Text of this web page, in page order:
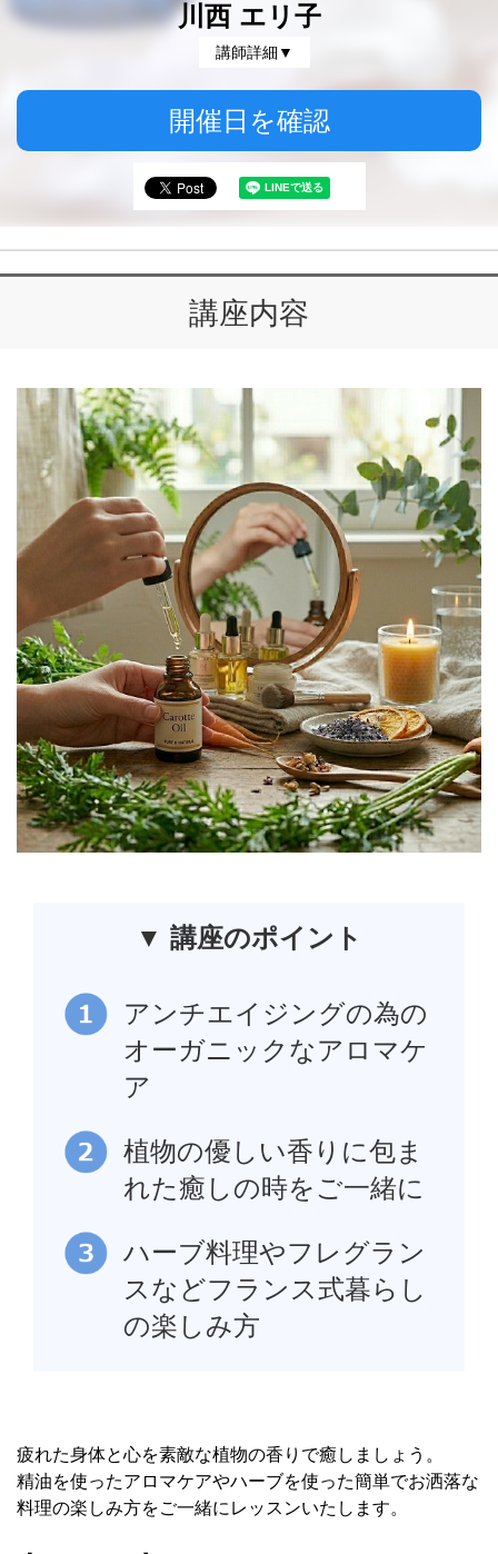
川西 エリ子
講師詳細▼
開催日を確認
講座内容
▼ 講座のポイント
アンチエイジングの為の
オーガニックなアロマケ
ア
植物の優しい香りに包ま
れた癒しの時をご一緒に
ハーブ料理やフレグラン
スなどフランス式暮らし
の楽しみ方
疲れた身体と心を素敵な植物の香りで癒しましょう。
精油を使ったアロマケアやハーブを使った簡単でお洒落な
料理の楽しみ方をご一緒にレッスンいたします。